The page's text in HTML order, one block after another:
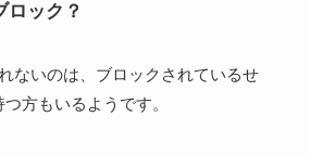
ロック？
ないのは、ブロックされているせ
方もいるようです。